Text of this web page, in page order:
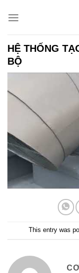
HỆ THỐNG
BỘ
This entry was